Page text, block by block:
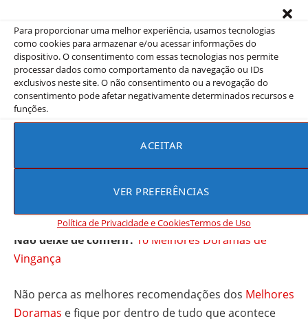
Para proporcionar uma melhor experiência, usamos tecnologias
como cookies para armazenar e/ou acessar informações do
dispositivo. O consentimento com essas tecnologias nos permite
processar dados como comportamento da navegação ou IDs
exclusivos neste site. O não consentimento ou a revogação do
consentimento pode afetar negativamente determinados recursos e
funções.
ACEITAR
VER PREFERÊNCIAS
Política de Privacidade e CookiesTermos de Uso
Yeom
Hye
Ran
When the Camellia Blooms, The Uncanny
Counter, I Can Speak, Another Child, Dear My
Friends
reunindo talentos de alto calibre sob a direção de um
dos cineastas mais respeitados da Coreia. Os fãs
aguardam ansiosamente por mais atualizações sobre
Não deixe de conferir: 10 Melhores Doramas de
Vingança
Não perca as melhores recomendações dos Melhores
Doramas e fique por dentro de tudo que acontece